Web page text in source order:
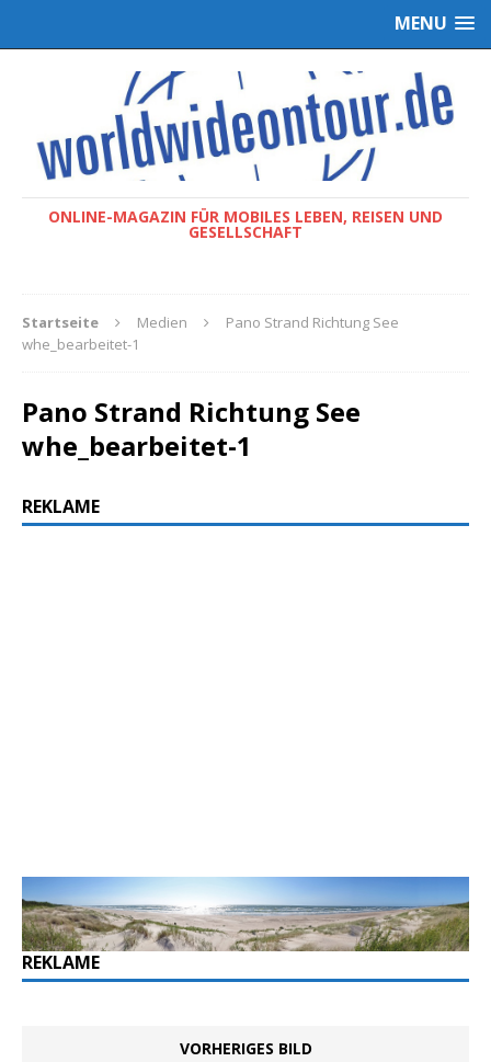
MENU
ONLINE-MAGAZIN FÜR MOBILES LEBEN, REISEN UND
GESELLSCHAFT
Startseite Medien
Pano Strand Richtung See
whe_bearbeitet-1
Pano Strand Richtung See
whe_bearbeitet-1
REKLAME
REKLAME
VORHERIGES BILD